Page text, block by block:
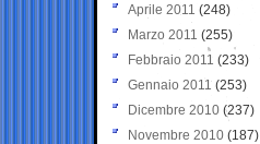
Aprile 2011 (248)
Marzo 2011 (255)
Febbraio 2011 (233)
Gennaio 2011 (253)
Dicembre 2010 (237)
Novembre 2010 (187)